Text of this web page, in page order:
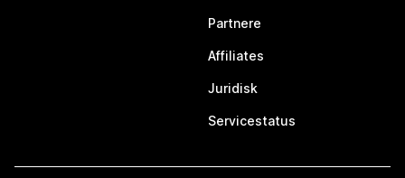
Partnere
Affiliates
Juridisk
Servicestatus